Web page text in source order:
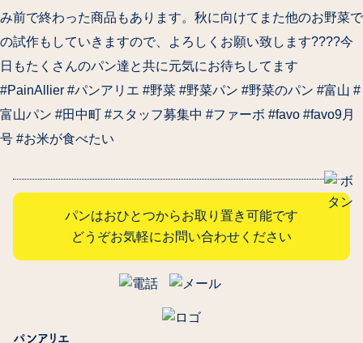
み前で終わった商品もあります。秋に向けてまた他のお野菜で
の試作もしていきますので、よろしくお願い致します????今
日もたくさんのパン達と共に元気にお待ちしてます️
#PainAllier #パンアリエ #野菜 #野菜パン #野菜のパン #富山 #
富山パン #田中町 #スタッフ募集中 #ファーボ #favo #favo9月
号 #お米が食べたい
パンはおひとつからお取り置き可能です
どうぞお気軽にお問い合わせください
パンアリエ